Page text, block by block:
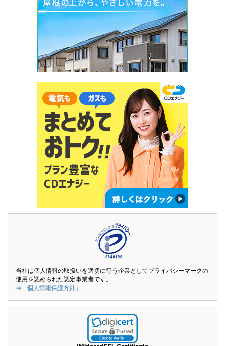
当社は個人情報の取扱いを適切に行う企業としてプライバシーマークの
使用を認められた認定事業者です。
→「個人情報保護方針」